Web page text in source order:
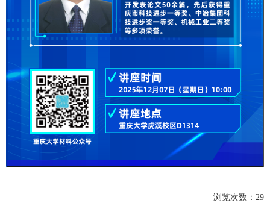
浏览次数： 29